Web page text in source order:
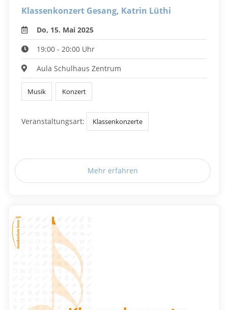
Klassenkonzert Gesang, Katrin Lüthi
Do, 15. Mai 2025
19:00 - 20:00 Uhr
Aula Schulhaus Zentrum
Musik Konzert
Veranstaltungsart: Klassenkonzerte
Mehr erfahren